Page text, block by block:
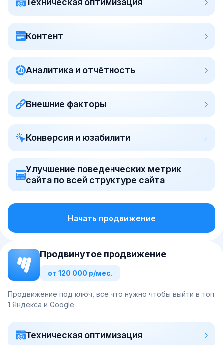
Техническая оптимизация
Контент
Аналитика и отчётность
Внешние факторы
Конверсия и юзабилити
Улучшение поведенческих метрик
сайта по всей структуре сайта
Начать продвижение
Продвинутое продвижение
от 120 000 р/мес.
Продвижение под ключ, все что нужно чтобы выйти в топ
1 Яндекса и Google
Техническая оптимизация